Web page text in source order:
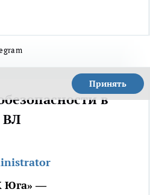
Принять
в
ВЛ
Юга» —